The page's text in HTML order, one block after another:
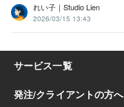
れい子｜Studio Lien
2026/03/15 13:43